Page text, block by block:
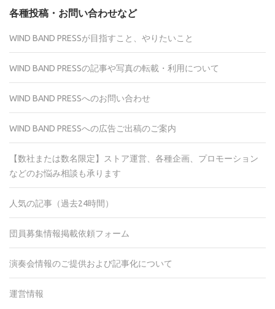
各種投稿・お問い合わせなど
WIND BAND PRESSが目指すこと、やりたいこと
WIND BAND PRESSの記事や写真の転載・利用について
WIND BAND PRESSへのお問い合わせ
WIND BAND PRESSへの広告ご出稿のご案内
【数社または数名限定】ストア運営、各種企画、プロモーション
などのお悩み相談も承ります
人気の記事（過去24時間）
団員募集情報掲載依頼フォーム
演奏会情報のご提供および記事化について
運営情報